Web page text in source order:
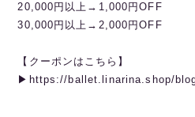
20,000円以上→1,000円OFF
30,000円以上→2,000円OFF
【クーポンはこちら】
▶︎https://ballet.linarina.shop/